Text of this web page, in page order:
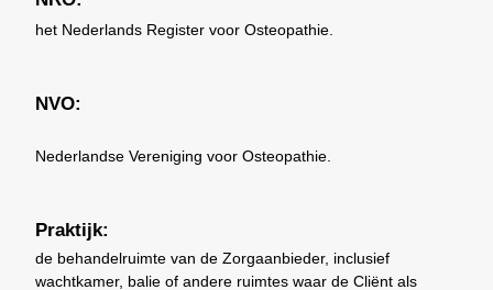
het Nederlands Register voor Osteopathie.
NVO:
Nederlandse Vereniging voor Osteopathie.
Praktijk:
de behandelruimte van de Zorgaanbieder, inclusief
wachtkamer, balie of andere ruimtes waar de Cliënt als